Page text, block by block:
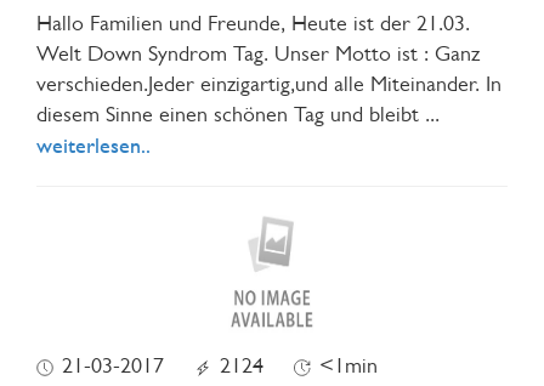
Hallo Familien und Freunde, Heute ist der 21.03.
Welt Down Syndrom Tag. Unser Motto ist : Ganz
verschieden.Jeder einzigartig,und alle Miteinander. In
diesem Sinne einen schönen Tag und bleibt ...
weiterlesen..
21-03-2017 2124 <1min